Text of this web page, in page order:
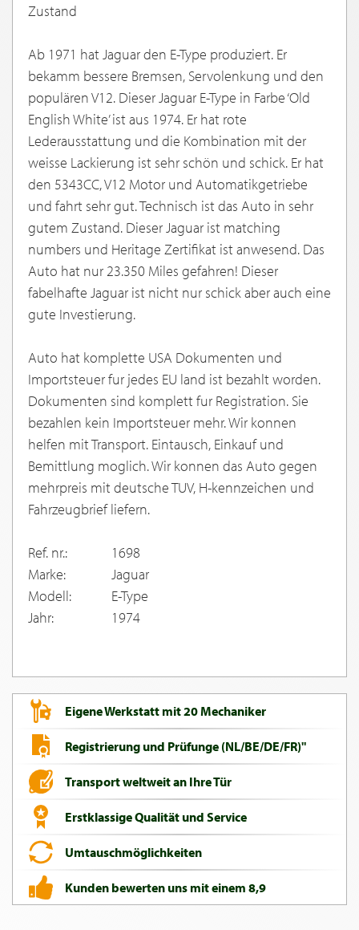
Zustand
Ab 1971 hat Jaguar den E-Type produziert. Er
bekamm bessere Bremsen, Servolenkung und den
populären V12. Dieser Jaguar E-Type in Farbe ‘Old
English White’ ist aus 1974. Er hat rote
Lederausstattung und die Kombination mit der
weisse Lackierung ist sehr schön und schick. Er hat
den 5343CC, V12 Motor und Automatikgetriebe
und fahrt sehr gut. Technisch ist das Auto in sehr
gutem Zustand. Dieser Jaguar ist matching
numbers und Heritage Zertifikat ist anwesend. Das
Auto hat nur 23.350 Miles gefahren! Dieser
fabelhafte Jaguar ist nicht nur schick aber auch eine
gute Investierung.
Auto hat komplette USA Dokumenten und
Importsteuer fur jedes EU land ist bezahlt worden.
Dokumenten sind komplett fur Registration. Sie
bezahlen kein Importsteuer mehr. Wir konnen
helfen mit Transport. Eintausch, Einkauf und
Bemittlung moglich. Wir konnen das Auto gegen
mehrpreis mit deutsche TUV, H-kennzeichen und
Fahrzeugbrief liefern.
Ref. nr.:
1698
Marke:
Jaguar
Modell:
E-Type
Jahr:
1974
Eigene Werkstatt mit 20 Mechaniker
Registrierung und Prüfunge (NL/BE/DE/FR)"
Transport weltweit an Ihre Tür
Erstklassige Qualität und Service
Umtauschmöglichkeiten
Kunden bewerten uns mit einem 8,9